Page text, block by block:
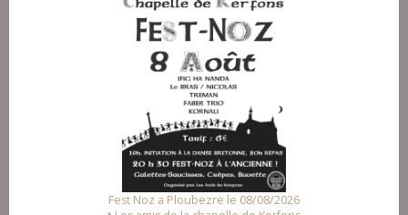
VOIR SUR LA CARTE
Fest Noz a Ploubezre le 08/08/2026